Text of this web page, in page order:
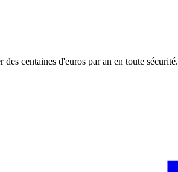
centaines d'euros par an en toute sécurité.